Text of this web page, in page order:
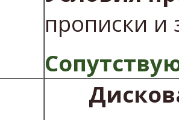
прописки и